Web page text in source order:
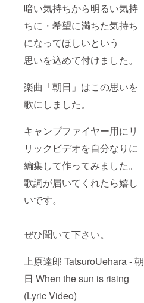
暗い気持ちから明るい気持
ちに・希望に満ちた気持ち
になってほしいという
思いを込めて付けました。
楽曲「朝日」はこの思いを
歌にしました。
キャンプファイヤー用にリ
リックビデオを自分なりに
編集して作ってみました。
歌詞が届いてくれたら嬉し
いです。
ぜひ聞いて下さい。
上原達郎 TatsuroUehara - 朝
日 When the sun is rising
(Lyric Video)